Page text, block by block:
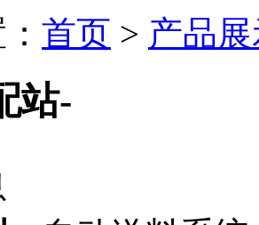
首页 > 产品
站-